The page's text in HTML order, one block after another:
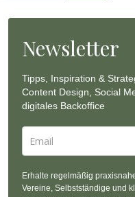
Newsletter
Tipps, Inspiration &
Content Design, Social
digitales Backoffice
Erhalte regelmäßig
Vereine, Selbstständige und